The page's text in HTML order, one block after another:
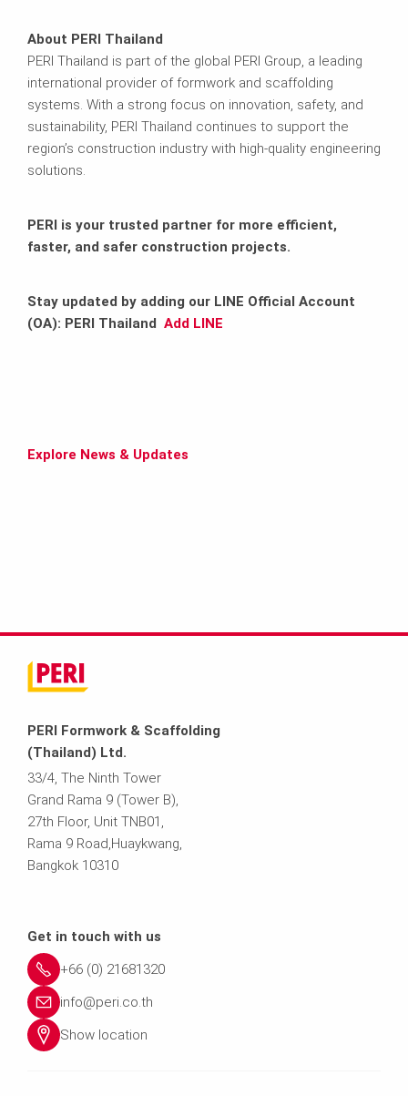
About PERI Thailand
PERI Thailand is part of the global PERI Group, a leading
international provider of formwork and scaffolding
systems. With a strong focus on innovation, safety, and
sustainability, PERI Thailand continues to support the
region’s construction industry with high-quality engineering
solutions.
PERI is your trusted partner for more efficient,
faster, and safer construction projects.
Stay updated by adding our LINE Official Account
(OA): PERI Thailand Add LINE
Explore News & Updates
PERI Formwork & Scaffolding
(Thailand) Ltd.
33/4, The Ninth Tower
Grand Rama 9 (Tower B),
27th Floor, Unit TNB01,
Rama 9 Road,Huaykwang,
Bangkok 10310
Get in touch with us
+66 (0) 21681320
info@peri.co.th
Show location